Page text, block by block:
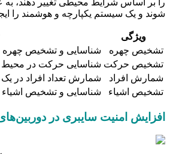
شوند و یک سیستم یکپارچه و هوشمند را
ویژگی
تشخیص چهره
شناسایی و تشخیص چهره
تشخیص حرکت شناسایی حرکت در محیط
شمارش افراد
شمارش تعداد افراد در
تشخیص اشیاء
شناسایی و تشخیص اشیاء
افزایش امنیت سایبری در